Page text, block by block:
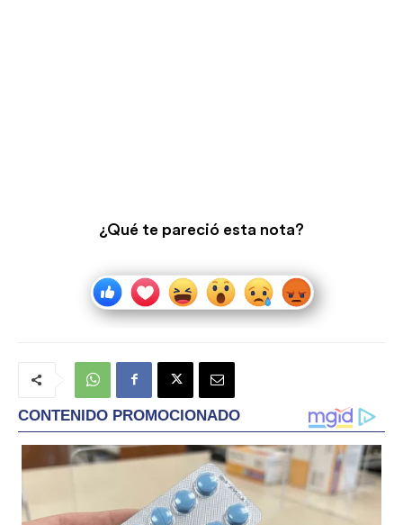
¿Qué te pareció esta nota?